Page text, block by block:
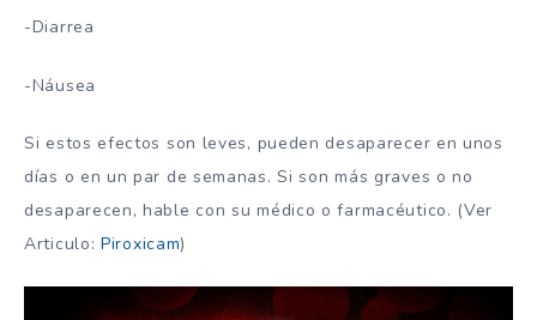
-Diarrea
-Náusea
Si estos efectos son leves, pueden desaparecer en unos
días o en un par de semanas. Si son más graves o no
desaparecen, hable con su médico o farmacéutico. (Ver
Articulo: Piroxicam)